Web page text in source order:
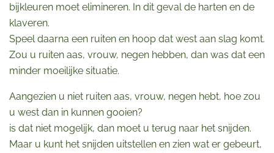
bijkleuren moet elimineren. In dit geval de harten en de
klaveren.
Speel daarna een ruiten en hoop dat west aan slag komt.
Zou u ruiten aas, vrouw, negen hebben, dan was dat een
minder moeilijke situatie.
Aangezien u niet ruiten aas, vrouw, negen hebt, hoe zou
u west dan in kunnen gooien?
is dat niet mogelijk, dan moet u terug naar het snijden.
Maar u kunt het snijden uitstellen en zien wat er gebeurt,